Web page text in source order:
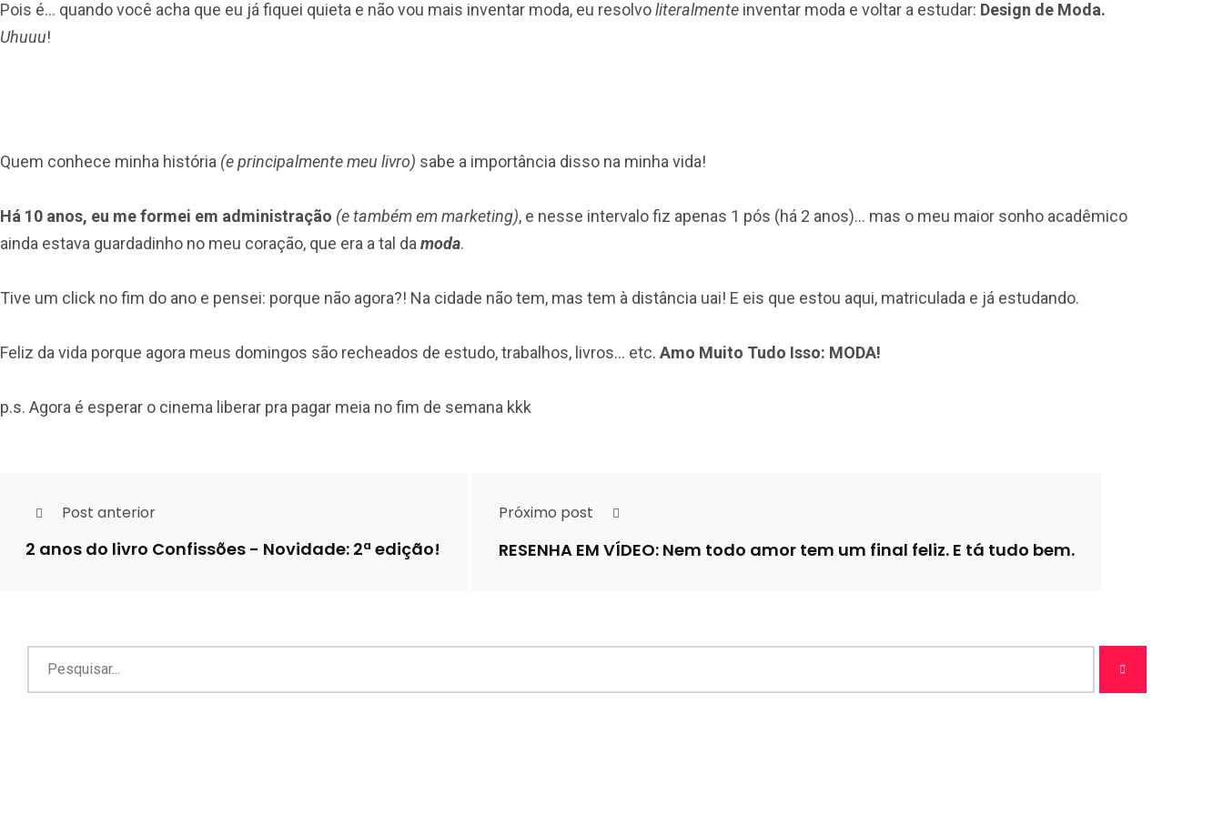
Pois é… quando você acha que eu já fiquei quieta e não vou mais inventar moda, eu resolvoliteralmente inventar moda e voltar a estudar: Design de Moda.
Uhuuu!
Quem conhece minha história (e principalmente meu livro) sabe a importância disso na minha vida!
Há 10 anos, eu me formei em administração (e também em marketing), e nesse intervalo fiz apenas 1 pós (há 2 anos)… mas o meu maior sonho acadêmico
ainda estava guardadinho no meu coração, que era a tal da moda.
Tive um click no fim do ano e pensei: porque não agora?! Na cidade não tem, mas tem à distância uai! E eis que estou aqui, matriculada e já estudando.
Feliz da vida porque agora meus domingos são recheados de estudo, trabalhos, livros… etc. Amo Muito Tudo Isso: MODA!
p.s. Agora é esperar o cinema liberar pra pagar meia no fim de semana kkk
Post anterior
2 anos do livro Confissões - Novidade: 2ª edição!
Próximo post
RESENHA EM VÍDEO: Nem todo amor tem um final feliz. E tá tudo bem.